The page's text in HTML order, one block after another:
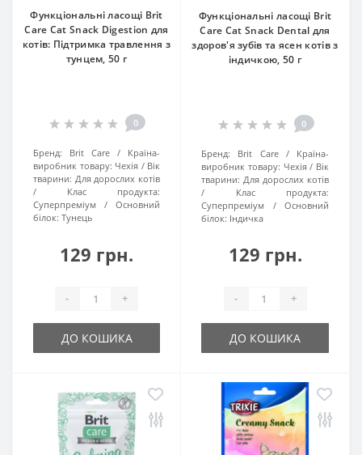
Функціональні ласощі Brit
Care Cat Snack Digestion для
котів: Підтримка травлення з
тунцем, 50 г
0
Бренд: Brit Care
Країна-
виробник товару: Чехія
Вік
тварини: Для дорослих котів
Клас продукта:
Суперпреміум
Основний
білок: Тунець
129 грн.
- +
ДО КОШИКА
Функціональні ласощі Brit
Care Cat Snack Dental для
здоров'я зубів та ясен котів з
індичкою, 50 г
0
Бренд: Brit Care
Країна-
виробник товару: Чехія
Вік
тварини: Для дорослих котів
Клас продукта:
Суперпреміум
Основний
білок: Індичка
129 грн.
- +
ДО КОШИКА